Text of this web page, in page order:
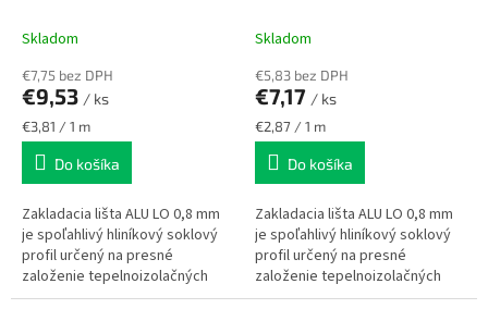
Skladom
€7,75 bez DPH
€9,53 / ks
Jednotková
cena:
€3,81 / 1 m
Do košíka
Zakladacia lišta ALU LO 0,8 mm
je spoľahlivý hliníkový soklový
profil určený na presné
založenie tepelnoizolačných
dosiek v kontaktnom
Skladom
€5,83 bez DPH
€7,17 / ks
Jednotková
cena:
€2,87 / 1 m
Do košíka
Zakladacia lišta ALU LO 0,8 mm
je spoľahlivý hliníkový soklový
profil určený na presné
založenie tepelnoizolačných
dosiek v kontaktnom